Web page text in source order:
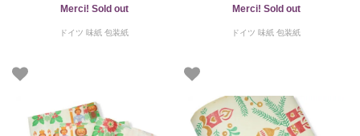
Merci! Sold out
ドイツ 味紙 包装紙
Merci! Sold out
ドイツ 味紙 包装紙